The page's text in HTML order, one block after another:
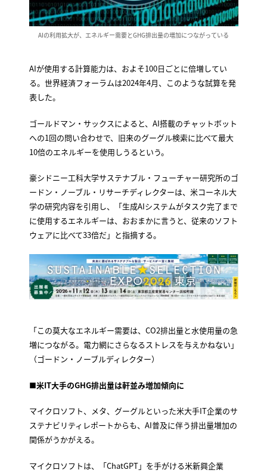
AIの利用拡大が、エネルギー需要とGHG排出量の増加につながっている
AIが使用する計算能力は、およそ100日ごとに倍増してい
る。世界経済フォーラムは2024年4月、このような試算を発
表した。
ゴールドマン・サックスによると、AI搭載のチャットボット
への1回の問い合わせで、旧来のグーグル検索に比べて最大
10倍のエネルギーを使用しうるという。
豪シドニー工科大学サステナブル・フューチャー研究所のゴ
ードン・ノーブル・リサーチディレクターは、米コーネル大
学の研究内容を引用し、「生成AIシステムがタスク完了まで
に使用するエネルギーは、おおまかに言うと、従来のソフト
ウェアに比べて33倍だ」と指摘する。
「この莫大なエネルギー需要は、CO2排出量と水使用量の急
増につながる。電力網にさらなるストレスを与えかねない」
（ゴードン・ノーブルディレクター）
■米IT大手のGHG排出量は軒並み増加傾向に
マイクロソフト、メタ、グーグルといった米大手IT企業のサ
ステナビリティレポートからも、AI普及に伴う排出量増加の
関係がうかがえる。
マイクロソフトは、「ChatGPT」を手がける米新興企業